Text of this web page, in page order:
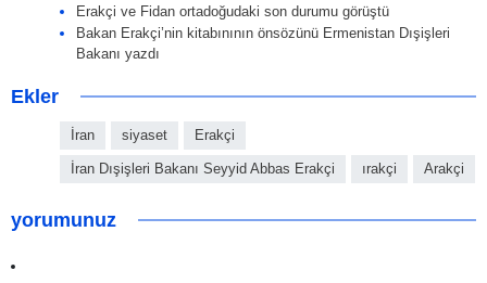
Erakçi ve Fidan ortadoğudaki son durumu görüştü
Bakan Erakçi’nin kitabınının önsözünü Ermenistan Dışişleri
Bakanı yazdı
Ekler
İran siyaset Erakçi
İran Dışişleri Bakanı Seyyid Abbas Erakçi ırakçi Arakçi
yorumunuz